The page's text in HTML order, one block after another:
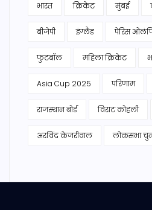
भारत क्रिकेट मुंबई
बीजेपी इंग्लैंड पेरिस
फुटबॉल महिला क्रिकेट
Asia Cup 2025 परिणाम
राजस्थान बोर्ड विराट कोहली
अरविंद केजरीवाल लोकसभा